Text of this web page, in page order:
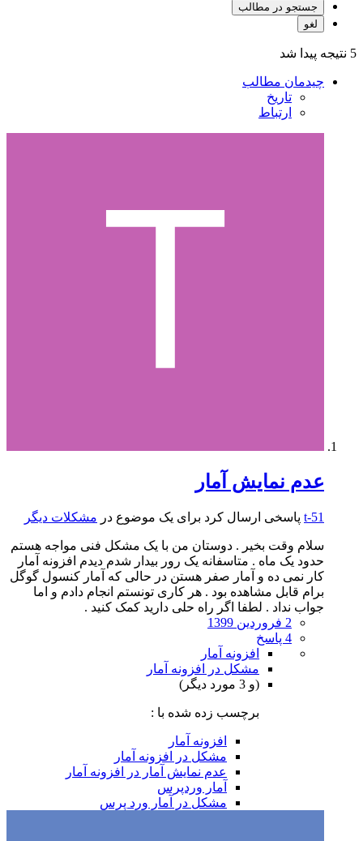
جستجو در مطالب
لغو
5 نتیجه پیدا شد
چیدمان مطالب
تاریخ
ارتباط
عدم نمایش آمار
t-51 پاسخی ارسال کرد برای یک موضوع در مشکلات دیگر
سلام وقت بخیر . دوستان من با یک مشکل فنی مواجه هستم
حدود یک ماه . متاسفانه یک رور بیدار شدم دیدم افزونه آمار
کار نمی ده و آمار صفر هستن در حالی که آمار کنسول گوگل
برام قابل مشاهده بود . هر کاری تونستم انجام دادم و اما
جواب نداد . لطفا اگر راه حلی دارید کمک کنید .
2 فروردین 1399
4 پاسخ
افزونه آمار
مشکل در افزونه آمار
(و 3 مورد دیگر)
برچسب زده شده با :
افزونه آمار
مشکل در افزونه آمار
عدم نمایش آمار در افزونه آمار
آمار وردپرس
مشکل در آمار ورد پرس